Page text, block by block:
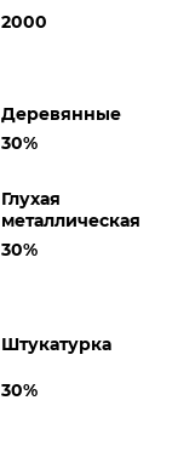
2000
Деревянные
30%
Глухая
металлическая
30%
Штукатурка
30%